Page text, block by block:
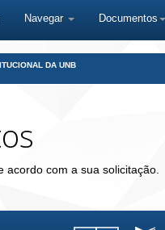
Navegar Documentos
DA UNB
com a sua solicitação.